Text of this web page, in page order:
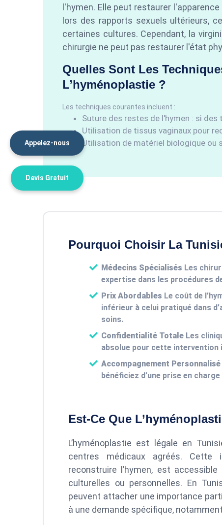
Appelez-nous
Devis Gratuit
l'hymen. Elle peut restaurer
lors des rapports sexuels ultérieurs,
certaines cultures. Cependant, la
chirurgie ne peut pas restaurer l'état
Quelles Sont Les
L’hyménoplastie ?
Les techniques courantes incluent :
Suture des restes de l'hymen : si
Utilisation de tissus vaginaux pour
Utilisation de matériel biologique ou
Pourquoi Choisir La
Médecins Spécialisés Les
expertise dans les procédures
Prix Abordables Le coût de
inférieur à celui pratiqué dans
soins.
Confidentialité Totale Les
absolue pour cette intervention
Accompagnement Personnalisé
bénéficiez d’une prise en
Est-Ce Que
L’hyménoplastie est légale en
centres médicaux agréés. Cette
reconstruire l’hymen, est
culturelles ou personnelles. En
peuvent attacher une importance
à une demande spécifique,